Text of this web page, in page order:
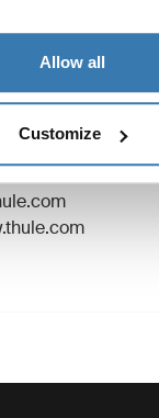
Allow all
Customize
známka:
Sweden
5, 335 73